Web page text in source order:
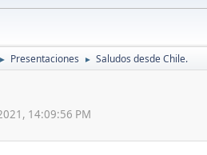
► Presentaciones ► Saludos desde Chile.
14:09:56 PM